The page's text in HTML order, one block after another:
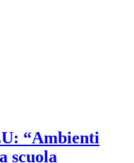
“Ambienti
scuola